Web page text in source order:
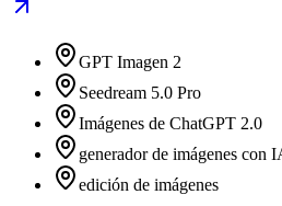
GPT Imagen 2
Seedream 5.0 Pro
Imágenes de ChatGPT 2.0
generador de imágenes con
edición de imágenes